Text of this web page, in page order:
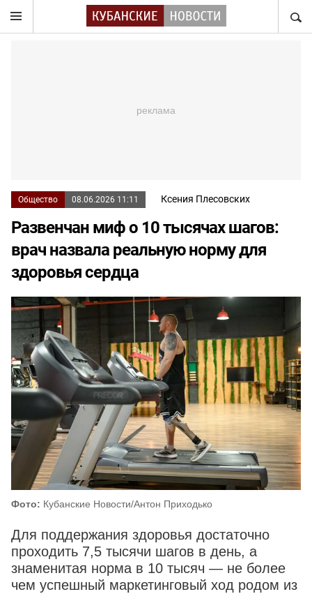
Общество 08.06.2026 11:11 Ксения Плесовских
Развенчан миф о 10 тысячах шагов:
врач назвала реальную норму для
здоровья сердца
Фото: Кубанские Новости/Антон Приходько
Для поддержания здоровья достаточно
проходить 7,5 тысячи шагов в день, а
знаменитая норма в 10 тысяч — не более
чем успешный маркетинговый ход родом из